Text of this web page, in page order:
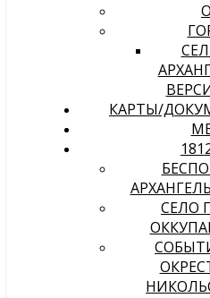
КАРТЫ/
СЕЛО